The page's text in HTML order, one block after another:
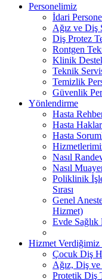
Personelimiz
İdari
Ağız ve Diş
Diş Protez
Rontgen
Klinik
Teknik
Temizlik
Güvenlik
Yönlendirme
Hasta
Hasta
Hasta
Nasıl
Nasıl
Poliklinik
Sırası
Genel
Hizmet)
Evde
Hizmet
Çocuk Diş
Ağız, Diş
Protetik Diş